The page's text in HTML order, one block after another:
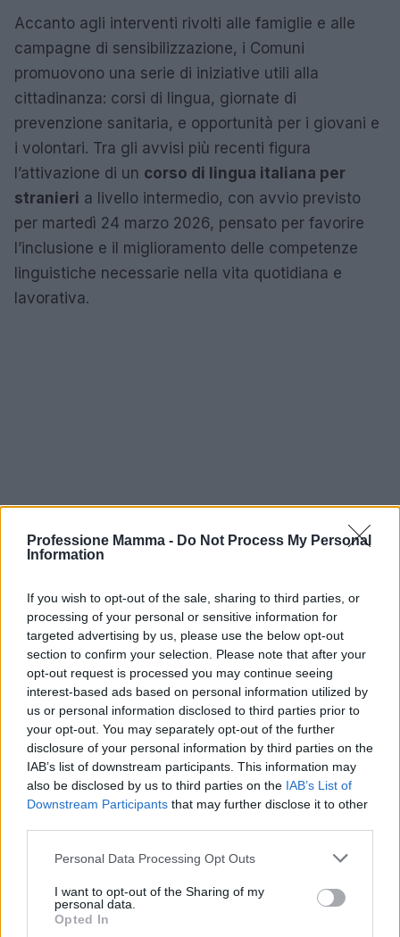
Professione Mamma - Do Not Process My Personal
Information
If you wish to opt-out of the sale, sharing to third parties, or
processing of your personal or sensitive information for
targeted advertising by us, please use the below opt-out
section to confirm your selection. Please note that after your
opt-out request is processed you may continue seeing
interest-based ads based on personal information utilized by
us or personal information disclosed to third parties prior to
your opt-out. You may separately opt-out of the further
disclosure of your personal information by third parties on the
IAB’s list of downstream participants. This information may
also be disclosed by us to third parties on the IAB’s List of
Downstream Participants that may further disclose it to other
Please note that this website/app uses one or more Google
not limited to your visit or usage behaviour. You may click to
grant or deny consent to Google and its third-party tags to
use your data for below specified purposes in below Google
Personal Data Processing Opt Outs
I want to opt-out of the Sharing of my
personal data.
Opted In
Accanto agli interventi rivolti alle famiglie e alle
campagne di sensibilizzazione, i Comuni
promuovono una serie di iniziative utili alla
cittadinanza: corsi di lingua, giornate di
prevenzione sanitaria, e opportunità per i giovani e
i volontari. Tra gli avvisi più recenti figura
l’attivazione di un corso di lingua italiana per
stranieri a livello intermedio, con avvio previsto
per martedì 24 marzo 2026, pensato per favorire
l’inclusione e il miglioramento delle competenze
linguistiche necessarie nella vita quotidiana e
lavorativa.
Rete e partecipazione
Sul territorio si susseguono inoltre eventi come
giornate di prevenzione (ad esempio per la salute
renale), progetti culturali e bandi destinati ai
giovani, oltre alla presenza consolidata deiGruppi
di Auto Mutuo Aiutoche rappresentano uno
spazio di crescita personale e confronto. La
delle persone, valorizzando sia l’aspetto sociale
che quello educativo e sanitario.